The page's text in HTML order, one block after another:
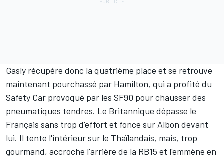
Gasly récupère donc la quatrième place et se retrouve
maintenant pourchassé par Hamilton, qui a profité du
Safety Car provoqué par les SF90 pour chausser des
pneumatiques tendres. Le Britannique dépasse le
Français sans trop d'effort et fonce sur Albon devant
lui. Il tente l'intérieur sur le Thaïlandais, mais, trop
gourmand, accroche l'arrière de la RB15 et l'emmène en